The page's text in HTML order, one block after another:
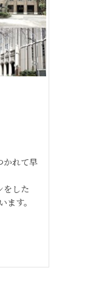
かれて早
をした
ます。